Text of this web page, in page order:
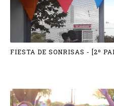
FIESTA DE SONRISAS - [2º